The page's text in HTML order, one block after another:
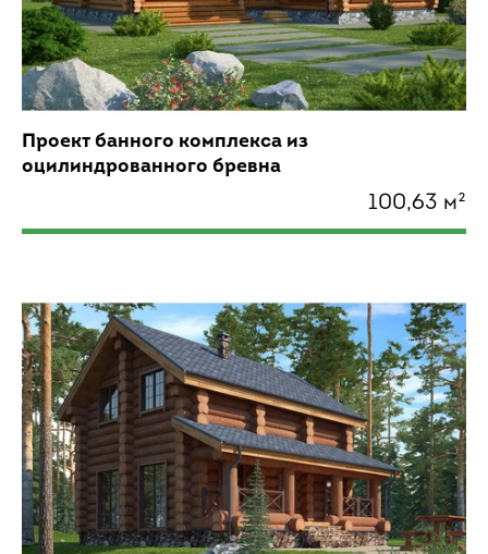
Проект банного комплекса из
оцилиндрованного бревна
100,63 м²